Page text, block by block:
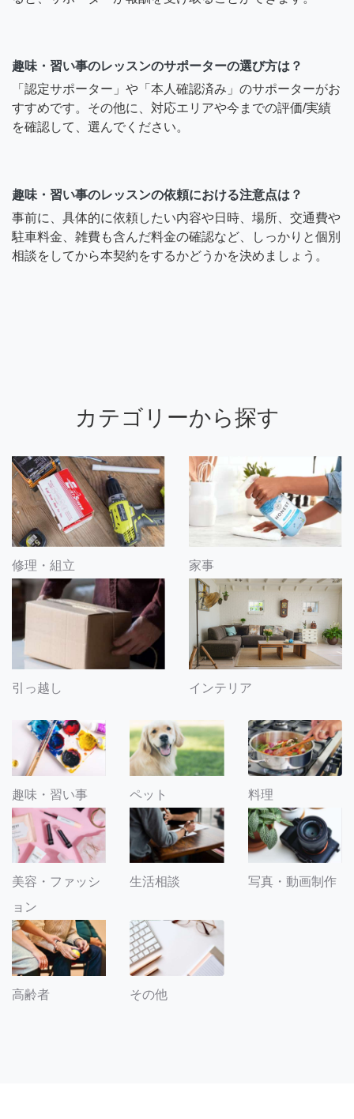
趣味・習い事のレッスンのサポーターの選び方は？
「認定サポーター」や「本人確認済み」のサポーターがお
すすめです。その他に、対応エリアや今までの評価/実績
を確認して、選んでください。
趣味・習い事のレッスンの依頼における注意点は？
事前に、具体的に依頼したい内容や日時、場所、交通費や
駐車料金、雑費も含んだ料金の確認など、しっかりと個別
相談をしてから本契約をするかどうかを決めましょう。
カテゴリーから探す
修理・組立 家事
引っ越し インテリア
趣味・習い事 ペット 料理
美容・ファッシ
ョン
生活相談 写真・動画制作
高齢者 その他